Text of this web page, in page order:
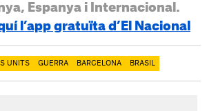
Espanya i Internacional.
l’app gratuïta d’El Nacional
UNITS GUERRA BARCELONA BRASIL